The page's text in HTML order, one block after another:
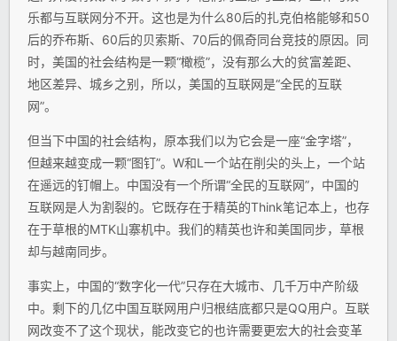
乐都与互联网分不开。这也是为什么80后的扎克伯格能够和50
后的乔布斯、60后的贝索斯、70后的佩奇同台竞技的原因。同
时，美国的社会结构是一颗“橄榄”，没有那么大的贫富差距、
地区差异、城乡之别，所以，美国的互联网是“全民的互联
网”。
但当下中国的社会结构，原本我们以为它会是一座“金字塔”，
但越来越变成一颗“图钉”。W和L一个站在削尖的头上，一个站
在遥远的钉帽上。中国没有一个所谓“全民的互联网”，中国的
互联网是人为割裂的。它既存在于精英的Think笔记本上，也存
在于草根的MTK山寨机中。我们的精英也许和美国同步，草根
却与越南同步。
事实上，中国的“数字化一代”只存在大城市、几千万中产阶级
中。剩下的几亿中国互联网用户归根结底都只是QQ用户。互联
网改变不了这个现状，能改变它的也许需要更宏大的社会变革